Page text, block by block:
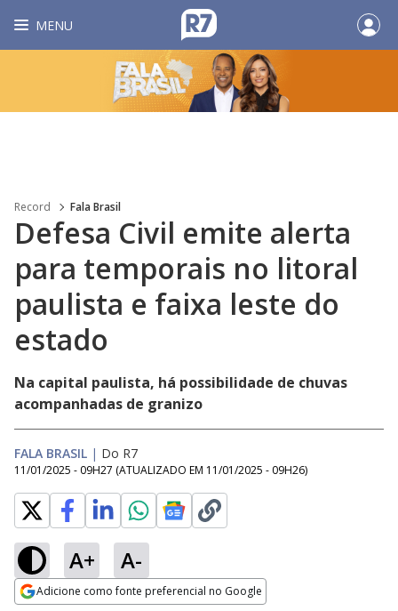
MENU
Record Fala Brasil
Defesa Civil emite alerta
para temporais no litoral
paulista e faixa leste do
estado
Na capital paulista, há possibilidade de chuvas
acompanhadas de granizo
FALA BRASIL | Do R7
11/01/2025 - 09H27 (ATUALIZADO EM 11/01/2025 - 09H26)
A+ A-
Adicione como fonte preferencial no Google
Ativar
79.33%